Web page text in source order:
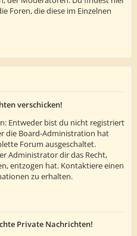
Foren, die diese im Einzelnen
verschicken!
Entweder bist du nicht registriert
die Board-Administration hat
Forum ausgeschaltet.
Administrator dir das Recht,
entzogen hat. Kontaktiere einen
zu erhalten.
Private Nachrichten!